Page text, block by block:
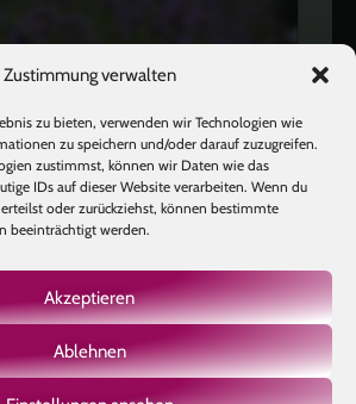
Zustimmung verwalten
zu bieten, verwenden wir Technologien wie
zu speichern und/oder darauf zuzugreifen.
zustimmst, können wir Daten wie das
IDs auf dieser Website verarbeiten. Wenn du
oder zurückziehst, können bestimmte
beeinträchtigt werden.
Akzeptieren
Ablehnen
Auf Instagram folgen